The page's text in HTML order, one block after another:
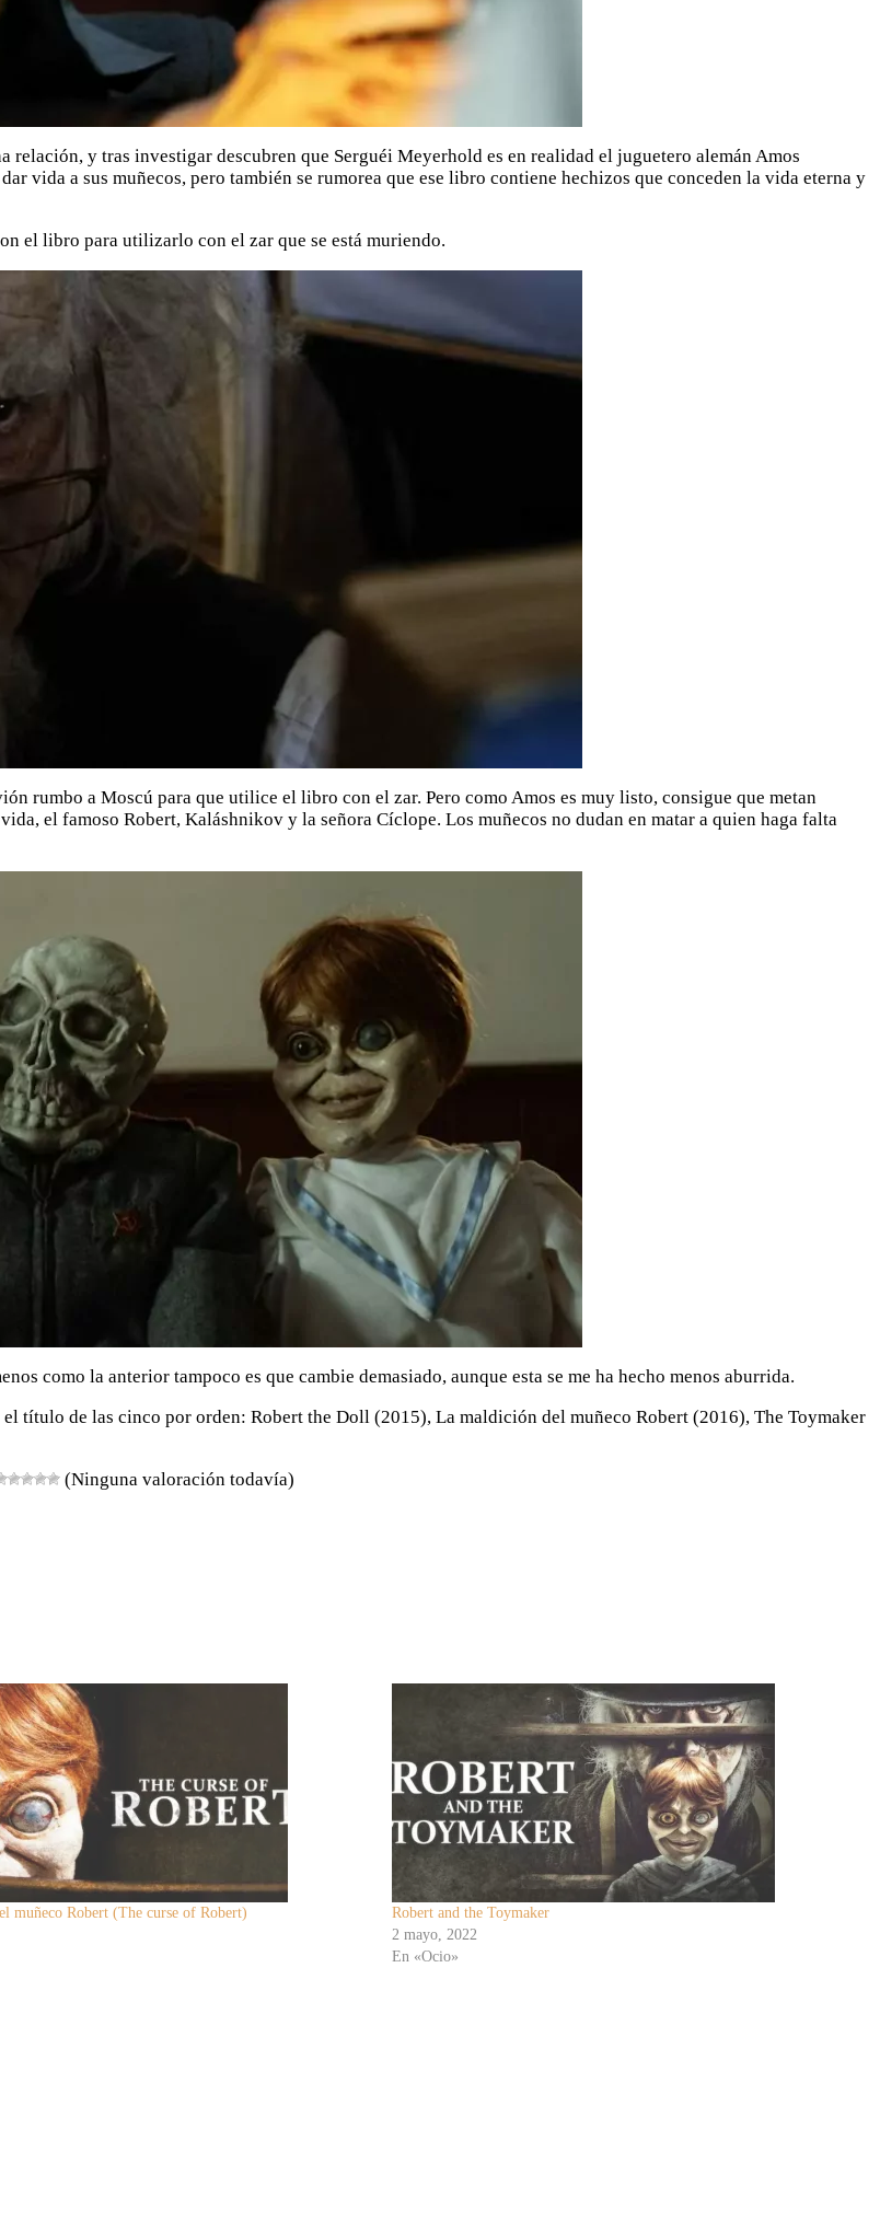
relación, y tras investigar descubren que Serguéi Meyerhold es en realidad el juguetero alemán Amos
vida a sus muñecos, pero también se rumorea que ese libro contiene hechizos que conceden la vida eterna y
el libro para utilizarlo con el zar que se está muriendo.
rumbo a Moscú para que utilice el libro con el zar. Pero como Amos es muy listo, consigue que metan
el famoso Robert, Kaláshnikov y la señora Cíclope. Los muñecos no dudan en matar a quien haga falta
como la anterior tampoco es que cambie demasiado, aunque esta se me ha hecho menos aburrida.
título de las cinco por orden: Robert the Doll (2015), La maldición del muñeco Robert (2016), The Toymaker
(Ninguna valoración todavía)
muñeco Robert (The curse of Robert)
Robert and the Toymaker
2 mayo, 2022
En «Ocio»